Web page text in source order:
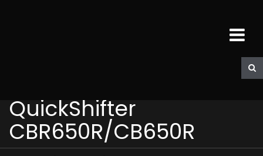
QuickShifter
CBR650R/CB650R